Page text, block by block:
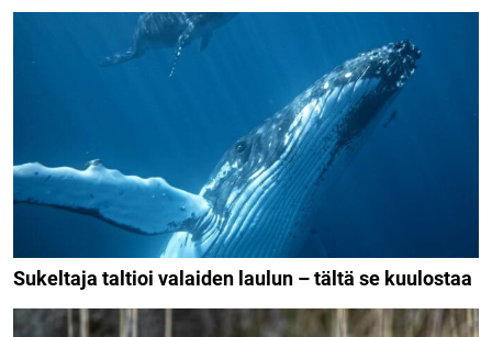
Sukeltaja taltioi valaiden laulun – tältä se kuulostaa